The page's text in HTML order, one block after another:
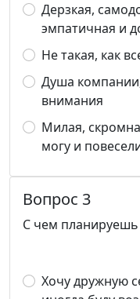
Дерзкая,
эмпатичная и
Не такая, как
Душа
внимания
Милая,
могу и
Вопрос 3
С чем планируешь
Хочу дружную